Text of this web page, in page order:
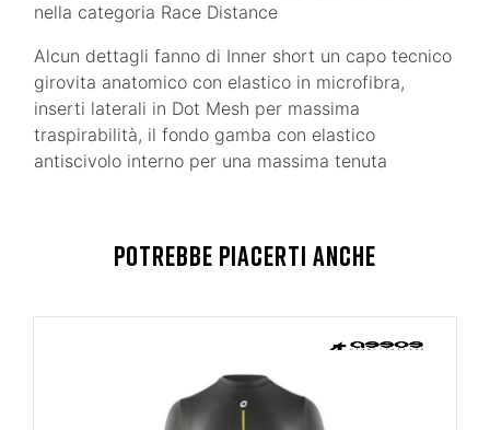
nella categoria Race Distance
Alcun dettagli fanno di Inner short un capo tecnico
girovita anatomico con elastico in microfibra,
inserti laterali in Dot Mesh per massima
traspirabilità, il fondo gamba con elastico
antiscivolo interno per una massima tenuta
POTREBBE PIACERTI ANCHE